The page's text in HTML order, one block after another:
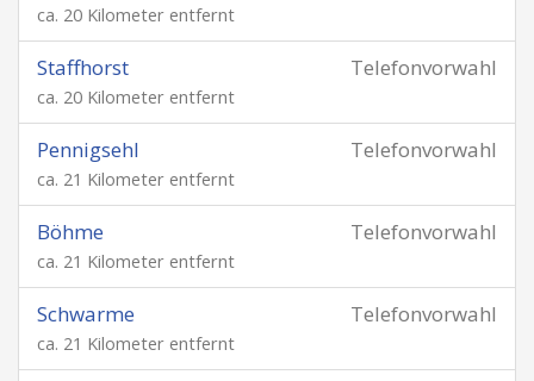
ca. 20 Kilometer entfernt
Telefonvorwahl
Staffhorst
ca. 20 Kilometer entfernt
Telefonvorwahl
Pennigsehl
ca. 21 Kilometer entfernt
Telefonvorwahl
Böhme
ca. 21 Kilometer entfernt
Telefonvorwahl
Schwarme
ca. 21 Kilometer entfernt